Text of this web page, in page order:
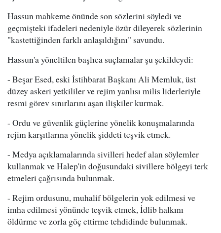
Hassun mahkeme önünde son sözlerini söyledi ve
geçmişteki ifadeleri nedeniyle özür dileyerek sözlerinin
"kastettiğinden farklı anlaşıldığını" savundu.
Hassun'a yöneltilen başlıca suçlamalar şu şekildeydi:
- Beşar Esed, eski İstihbarat Başkanı Ali Memluk, üst
düzey askeri yetkililer ve rejim yanlısı milis liderleriyle
resmi görev sınırlarını aşan ilişkiler kurmak.
- Ordu ve güvenlik güçlerine yönelik konuşmalarında
rejim karşıtlarına yönelik şiddeti teşvik etmek.
- Medya açıklamalarında sivilleri hedef alan söylemler
kullanmak ve Halep'in doğusundaki sivillere bölgeyi terk
etmeleri çağrısında bulunmak.
- Rejim ordusunu, muhalif bölgelerin yok edilmesi ve
imha edilmesi yönünde teşvik etmek, İdlib halkını
öldürme ve zorla göç ettirme tehdidinde bulunmak.